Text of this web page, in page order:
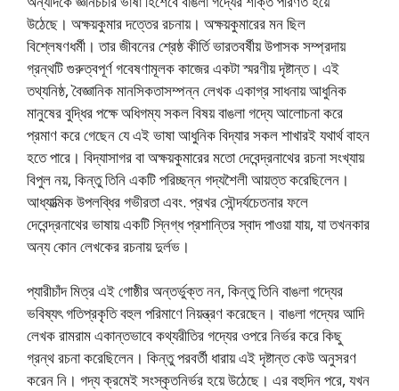
উঠেছে। অক্ষয়কুমার দত্তের রচনায়। অক্ষয়কুমারের মন ছিল
বিশ্লেষণধর্মী। তার জীবনের শ্রেষ্ঠ কীর্তি ভারতবর্ষীয় উপাসক সম্প্রদায়
গ্রন্থটি গুরুত্বপূর্ণ গবেষণামূলক কাজের একটা স্মরণীয় দৃষ্টান্ত। এই
তথ্যনিষ্ঠ, বৈজ্ঞানিক মানসিকতাসম্পন্ন লেখক একাগ্র সাধনায় আধুনিক
মানুষের বুদ্ধির পক্ষে অধিগম্য সকল বিষয় বাঙলা গদ্যে আলােচনা করে
প্রমাণ করে গেছেন যে এই ভাষা আধুনিক বিদ্যার সকল শাখারই যথার্থ বাহন
হতে পারে। বিদ্যাসাগর বা অক্ষয়কুমারের মতাে দেবেন্দ্রনাথের রচনা সংখ্যায়
বিপুল নয়, কিন্তু তিনি একটি পরিচ্ছন্ন গদ্যশৈলী আয়ত্ত করেছিলেন।
আধ্যাত্মিক উপলব্ধির গভীরতা এবং. প্রখর সৌন্দর্যচেতনার ফলে
দেবেন্দ্রনাথের ভাষায় একটি স্নিগ্ধ প্রশান্তির স্বাদ পাওয়া যায়, যা তখনকার
অন্য কোন লেখকের রচনায় দুর্লভ।
প্যারীচাঁদ মিত্র এই গােষ্ঠীর অন্তর্ভুক্ত নন, কিন্তু তিনি বাঙলা গদ্যের
ভবিষ্যৎ গতিপ্রকৃতি বহুল পরিমাণে নিয়ন্ত্রণ করেছেন। বাঙলা গদ্যের আদি
লেখক রামরাম একান্তভাবে কথ্যরীতির গদ্যের ওপরে নির্ভর করে কিছু
গ্রন্থ রচনা করেছিলেন। কিন্তু পরবর্তী ধারায় এই দৃষ্টান্ত কেউ অনুসরণ
করেন নি। গদ্য ক্রমেই সংস্কৃতনির্ভর হয়ে উঠেছে। এর বহুদিন পরে, যখন